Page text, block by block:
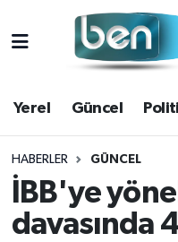
Yerel Güncel
HABERLER GÜNCEL
İBB'ye
davasında
Yerel
Güncel
Politika
Spor
Hava Durumu
Trafik Durumu
Süper Lig Puan
Tüm Manşetler